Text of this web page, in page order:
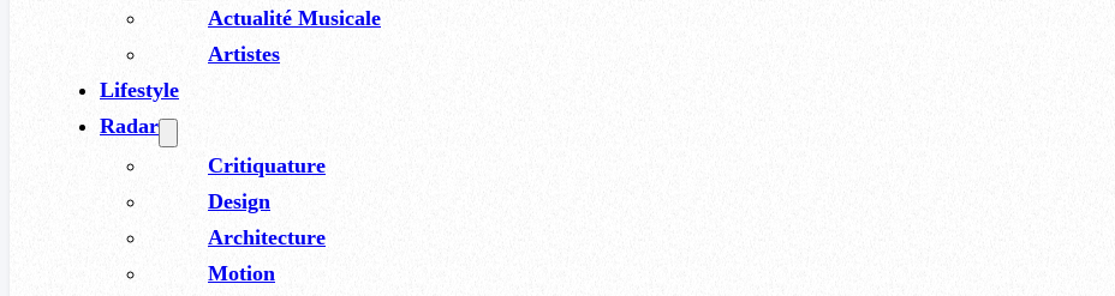
Actualité Musicale
Artistes
Lifestyle
Radar
Critiquature
Design
Architecture
Motion